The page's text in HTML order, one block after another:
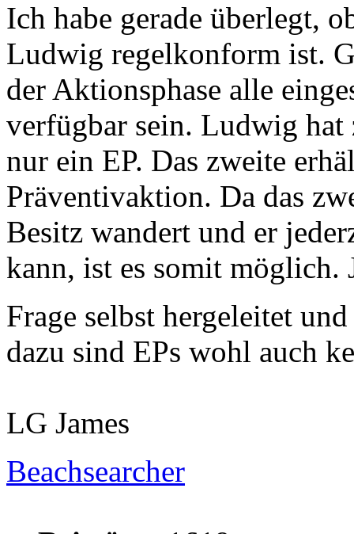
Ich habe gerade überlegt,
Ludwig regelkonform ist.
der Aktionsphase alle
verfügbar sein. Ludwig
nur ein EP. Das zweite
Präventivaktion. Da das
Besitz wandert und er
kann, ist es somit möglich.
Frage selbst hergeleitet
dazu sind EPs wohl auch
LG James
Beachsearcher